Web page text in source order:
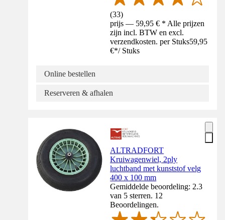
(33)
prijs — 59,95 € * Alle prijzen
zijn incl. BTW en excl.
verzendkosten. per Stuks59,95
€*/ Stuks
Online bestellen
Reserveren & afhalen
ALTRADFORT
Kruiwagenwiel, 2ply
luchtband met kunststof velg
400 x 100 mm
Gemiddelde beoordeling: 2.3
van 5 sterren. 12
Beoordelingen.